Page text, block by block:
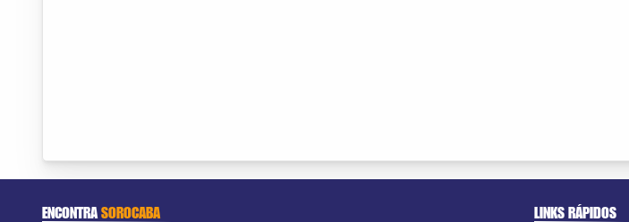
ENCONTRASOROCABA LINKS RÁPIDOS